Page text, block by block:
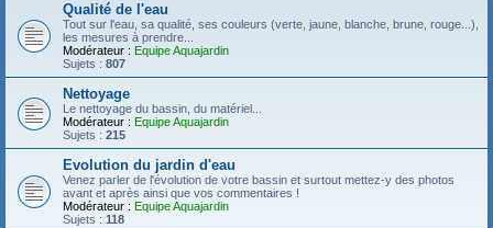
Qualité de l'eau
Tout sur l'eau, sa qualité, ses couleurs (verte, jaune, blanche, brune, rouge...),
les mesures à prendre...
Modérateur : Equipe Aquajardin
Sujets : 807
Nettoyage
Le nettoyage du bassin, du matériel...
Modérateur : Equipe Aquajardin
Sujets : 215
Evolution du jardin d'eau
Venez parler de l'évolution de votre bassin et surtout mettez-y des photos
avant et après ainsi que vos commentaires !
Modérateur : Equipe Aquajardin
Sujets : 118